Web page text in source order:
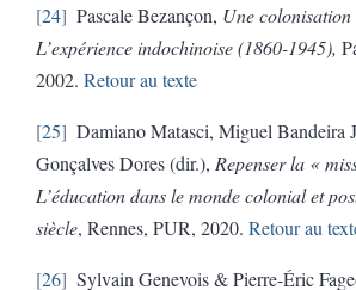
24 Pascale Bezançon, Une
L’expérience indochinoise (1860-1945),
2002. Retour au texte
25
Damiano Matasci, Miguel Bandeira
Gonçalves Dores (dir.), Repenser la «
L’éducation dans le monde colonial et
siècle, Rennes, PUR, 2020. Retour au
26
Sylvain Genevois & Pierre-Éric